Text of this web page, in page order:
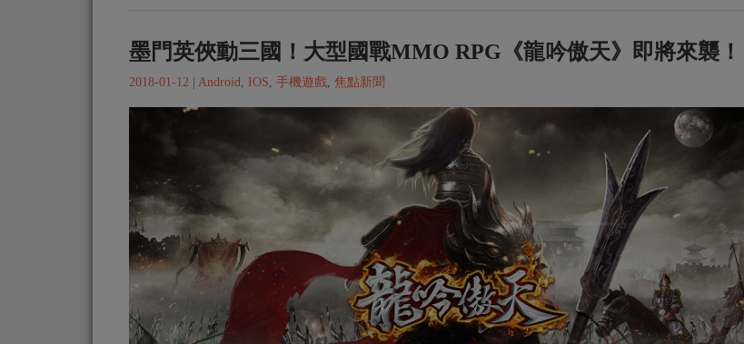
墨門英俠動三國！大型國戰MMO RPG《龍吟傲天》即將來襲！
2018-01-12 Android, IOS, 手機遊戲, 焦點新聞